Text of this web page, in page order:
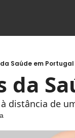
Saúde em Portugal
da
distância de